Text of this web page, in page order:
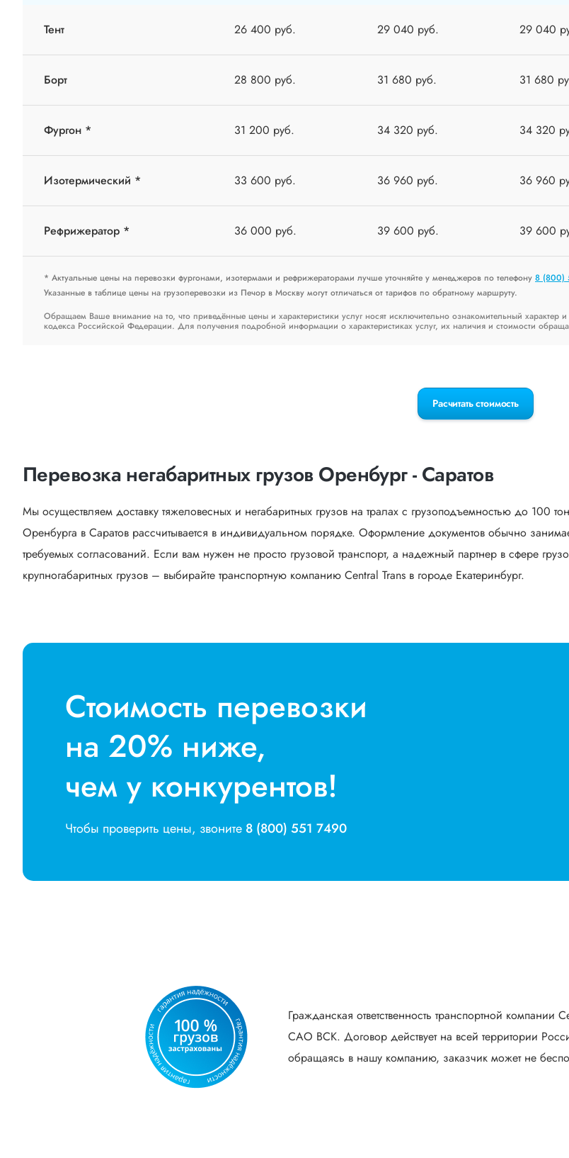
Тент 26 400 руб. 29 040 руб. 29 040
Борт 28 800 руб. 31 680 руб. 31 680
Фургон * 31 200 руб. 34 320 руб. 34 320
Изотермический * 33 600 руб. 36 960 руб. 36 960
Рефрижератор * 36 000 руб. 39 600 руб. 39 600
* Актуальные цены на перевозки фургонами, изотермами и рефрижераторами лучше уточняйте у менеджеров по телефону 8 (800)
Указанные в таблице цены на грузоперевозки из Печор в Москву могут отличаться от тарифов по обратному маршруту.
Обращаем Ваше внимание на то, что приведённые цены и характеристики услуг носят исключительно ознакомительный
кодекса Российской Федерации. Для получения подробной информации о характеристиках услуг, их наличия и стоимости
Расчитать стоимость
Перевозка негабаритных грузов Оренбург - Саратов
Мы осуществляем доставку тяжеловесных и негабаритных грузов на тралах с грузоподъемностью до 100
Оренбурга в Саратов рассчитывается в индивидуальном порядке. Оформление документов обычно
требуемых согласований. Если вам нужен не просто грузовой транспорт, а надежный партнер в сфере
крупногабаритных грузов – выбирайте транспортную компанию Central Trans в городе Екатеринбург.
Стоимость перевозки
на 20% ниже,
чем у конкурентов!
Чтобы проверить цены, звоните 8 (800) 551 7490
Гражданская ответственность транспортной компании
САО ВСК. Договор действует на всей территории
обращаясь в нашу компанию, заказчик может не